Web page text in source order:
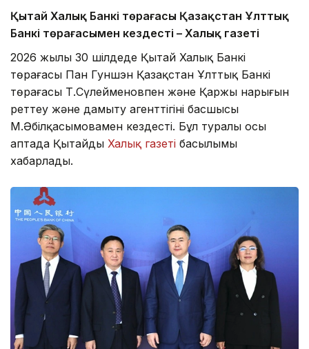
Қытай Халық Банкі төрағасы Қазақстан Ұлттық
Банкі төрағасымен кездесті – Халық газеті
2026 жылы 30 шілдеде Қытай Халық Банкі
төрағасы Пан Гуншэн Қазақстан Ұлттық Банкі
төрағасы Т.Сүлейменовпен және Қаржы нарығын
реттеу және дамыту агенттігінің басшысы
М.Әбілқасымовамен кездесті. Бұл туралы осы
аптада Қытайдың Халық газеті басылымы
хабарлады.